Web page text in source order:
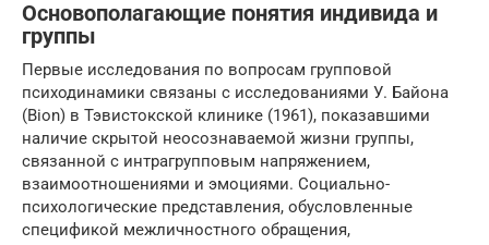
Основополагающие понятия индивида и
группы
Первые исследования по вопросам групповой
психодинамики связаны с исследованиями У. Байона
(Bion) в Тэвистокской клинике (1961), показавшими
наличие скрытой неосознаваемой жизни группы,
связанной с интрагрупповым напряжением,
взаимоотношениями и эмоциями. Социально-
психологические представления, обусловленные
спецификой межличностного обращения,